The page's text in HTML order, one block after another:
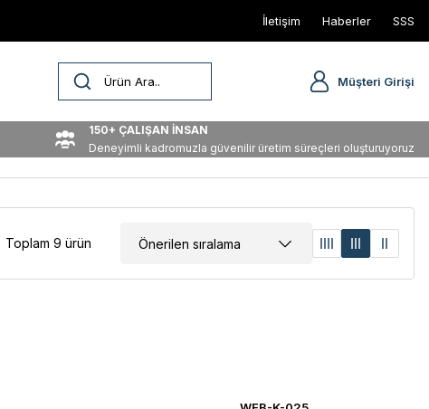
İletişim Haberler SSS
Müşteri Girişi
150+ ÇALIŞAN İNSAN
Deneyimli kadromuzla güvenilir üretim süreçleri oluşturuyoruz
Toplam 9 ürün